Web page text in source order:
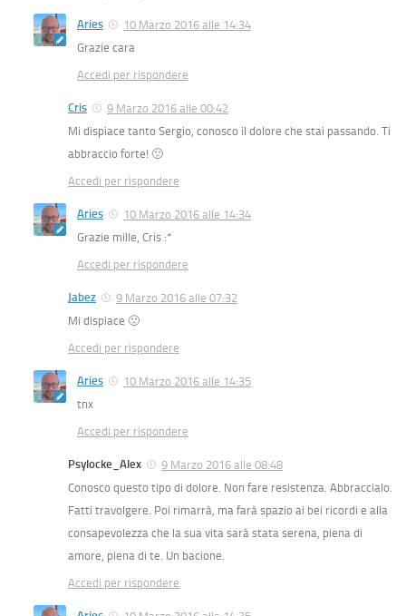
Aries
10 Marzo 2016 alle 14:34
Grazie cara
Accedi per rispondere
Cris
9 Marzo 2016 alle 00:42
Mi dispiace tanto Sergio, conosco il dolore che stai passando. Ti
abbraccio forte! 🙁
Accedi per rispondere
Aries
10 Marzo 2016 alle 14:34
Grazie mille, Cris :*
Accedi per rispondere
Jabez
9 Marzo 2016 alle 07:32
Mi dispiace 🙁
Accedi per rispondere
Aries
10 Marzo 2016 alle 14:35
tnx
Accedi per rispondere
Psylocke_Alex
9 Marzo 2016 alle 08:48
Conosco questo tipo di dolore. Non fare resistenza. Abbraccialo.
Fatti travolgere. Poi rimarrà, ma farà spazio ai bei ricordi e alla
consapevolezza che la sua vita sarà stata serena, piena di
amore, piena di te. Un bacione.
Accedi per rispondere